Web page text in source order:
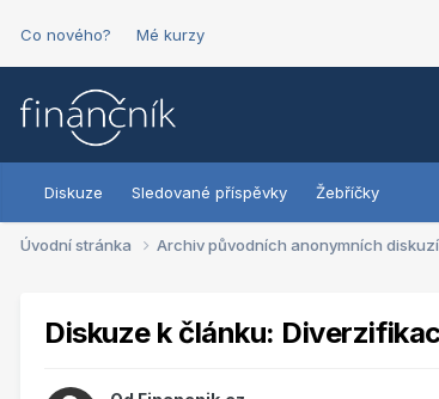
Co nového? Mé kurzy
Diskuze Sledované příspěvky Žebříčky
Úvodní stránka Archiv původních anonymních
Diskuze k článku: